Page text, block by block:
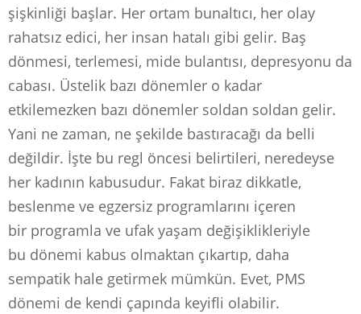
şişkinliği başlar. Her ortam bunaltıcı, her olay
rahatsız edici, her insan hatalı gibi gelir. Baş
dönmesi, terlemesi, mide bulantısı, depresyonu da
cabası. Üstelik bazı dönemler o kadar
etkilemezken bazı dönemler soldan soldan gelir.
Yani ne zaman, ne şekilde bastıracağı da belli
değildir. İşte bu regl öncesi belirtileri, neredeyse
her kadının kabusudur. Fakat biraz dikkatle,
beslenme ve egzersiz programlarını içeren
bir programla ve ufak yaşam değişiklikleriyle
bu dönemi kabus olmaktan çıkartıp, daha
sempatik hale getirmek mümkün. Evet, PMS
dönemi de kendi çapında keyifli olabilir.